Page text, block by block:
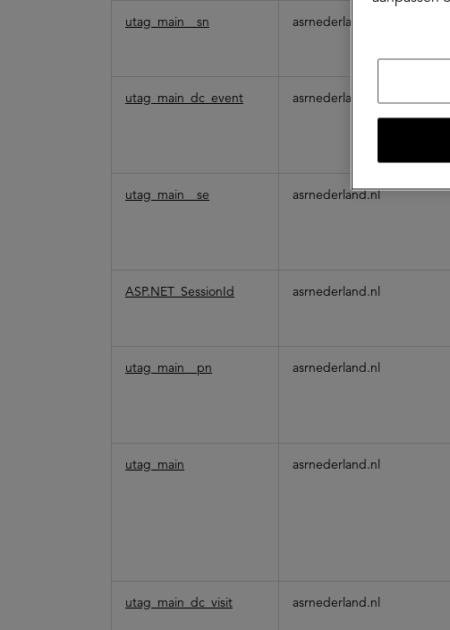
utag_main__sn asrnederland.nl
utag_main_dc_event asrnederland.nl
utag_main__se asrnederland.nl
ASP.NET_SessionId asrnederland.nl
utag_main__pn asrnederland.nl
utag_main asrnederland.nl
utag_main_dc_visit asrnederland.nl